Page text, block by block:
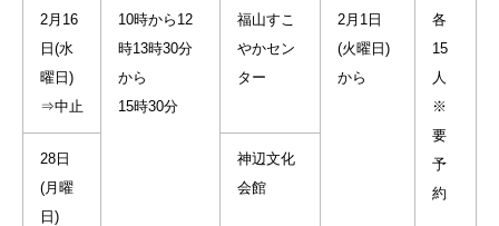
2月16
日(水
曜日)
⇒中止
10時から12
時13時30分
から
15時30分
福山すこ
やかセン
ター
2月1日
(火曜日)
から
各
15
人
※
要
予
約
28日
(月曜
日)
神辺文化
会館